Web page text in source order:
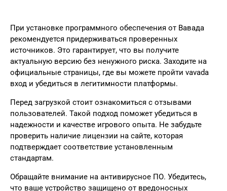
При установке программного обеспечения от Вавада
рекомендуется придерживаться проверенных
источников. Это гарантирует, что вы получите
актуальную версию без ненужного риска. Заходите на
официальные страницы, где вы можете пройти vavada
вход и убедиться в легитимности платформы.
Перед загрузкой стоит ознакомиться с отзывами
пользователей. Такой подход поможет убедиться в
надежности и качестве игрового опыта. Не забудьте
проверить наличие лицензии на сайте, которая
подтверждает соответствие установленным
стандартам.
Обращайте внимание на антивирусное ПО. Убедитесь,
что ваше устройство защищено от вредоносных